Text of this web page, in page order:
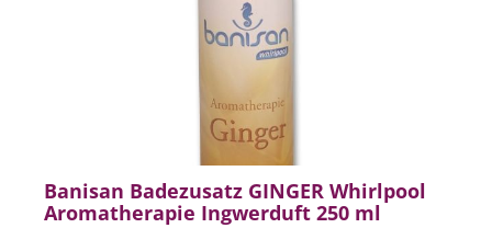
Banisan Badezusatz GINGER Whirlpool
Aromatherapie Ingwerduft 250 ml